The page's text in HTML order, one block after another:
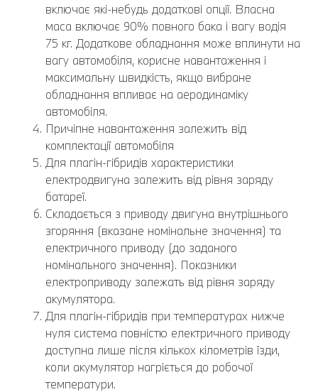
включає які-небудь додаткові опції. Власна
маса включає 90% повного бака і вагу водія
75 кг. Додаткове обладнання може вплинути на
вагу автомобіля, корисне навантаження і
максимальну швидкість, якщо вибране
обладнання впливає на аеродинаміку
автомобіля.
Причіпне навантаження залежить від
комплектації автомобіля
Для плагін-гібридів характеристики
електродвигуна залежить від рівня заряду
батареї.
Складається з приводу двигуна внутрішнього
згоряння (вказане номінальне значення) та
електричного приводу (до заданого
номінального значення). Показники
електроприводу залежать від рівня заряду
акумулятора.
Для плагін-гібридів при температурах нижче
нуля система повністю електричного приводу
доступна лише після кількох кілометрів їзди,
коли акумулятор нагріється до робочої
температури.